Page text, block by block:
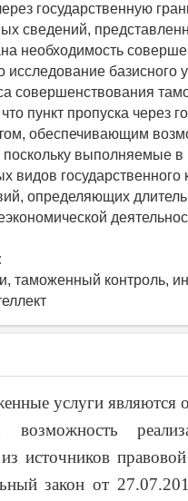
государственную
сведений,
необходимость
базисного
совершенствования
пункт пропуска через
обеспечивающим
выполняемые
видов
определяющих
таможенный контроль,
услуги являются
возможность
источников
закон от